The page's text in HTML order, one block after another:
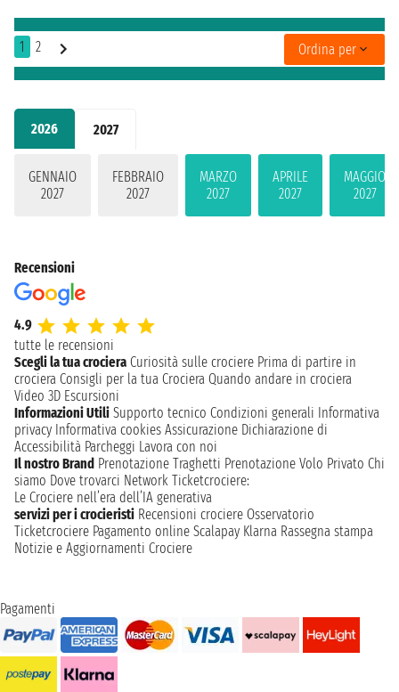
2026 2027
GENNAIO
2027
FEBBRAIO
2027
MARZO
2027
APRILE
2027
MAGGIO
2027
1 2 Ordina per
Recensioni
4.9
tutte le recensioni
Scegli la tua crociera Curiosità sulle crociere Prima di partire in
crociera Consigli per la tua Crociera Quando andare in crociera
Video 3D Escursioni
Informazioni Utili Supporto tecnico Condizioni generali Informativa
privacy Informativa cookies Assicurazione Dichiarazione di
Accessibilità Parcheggi Lavora con noi
Il nostro Brand Prenotazione Traghetti Prenotazione Volo Privato Chi
siamo Dove trovarci Network Ticketcrociere:
Le Crociere nell’era dell’IA generativa
servizi per i crocieristi Recensioni crociere Osservatorio
Ticketcrociere Pagamento online Scalapay Klarna Rassegna stampa
Notizie e Aggiornamenti Crociere
Pagamenti